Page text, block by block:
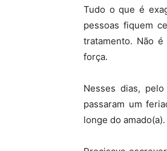
Tudo o que é
pessoas fiquem
tratamento. Não
força.
Nesses dias,
passaram um
longe do